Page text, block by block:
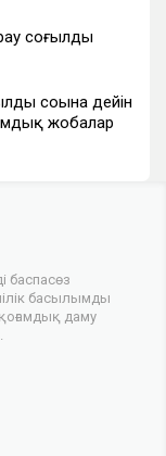
соғылды
соңына дейін
жобалар
баспасөз
басылымды
даму